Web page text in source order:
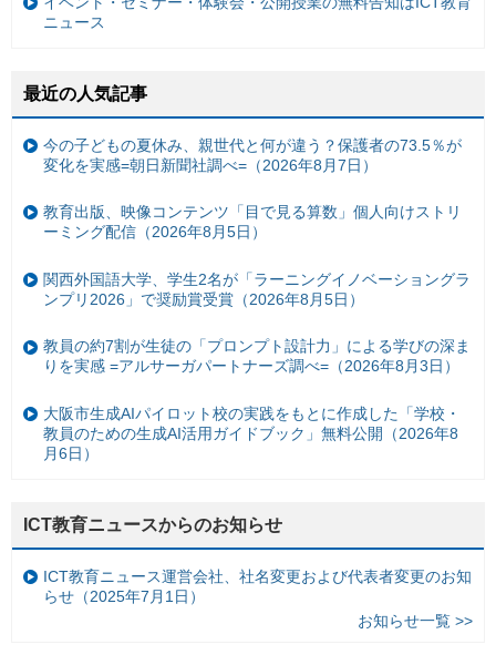
ニュース
最近の人気記事
今の子どもの夏休み、親世代と何が違う？保護者の73.5％が
変化を実感=朝日新聞社調べ=（2026年8月7日）
教育出版、映像コンテンツ「目で見る算数」個人向けストリ
ーミング配信（2026年8月5日）
関西外国語大学、学生2名が「ラーニングイノベーショングラ
ンプリ2026」で奨励賞受賞（2026年8月5日）
教員の約7割が生徒の「プロンプト設計力」による学びの深ま
りを実感 =アルサーガパートナーズ調べ=（2026年8月3日）
大阪市生成AIパイロット校の実践をもとに作成した「学校・
教員のための生成AI活用ガイドブック」無料公開（2026年8
月6日）
ICT教育ニュースからのお知らせ
ICT教育ニュース運営会社、社名変更および代表者変更のお知
らせ（2025年7月1日）
お知らせ一覧 >>